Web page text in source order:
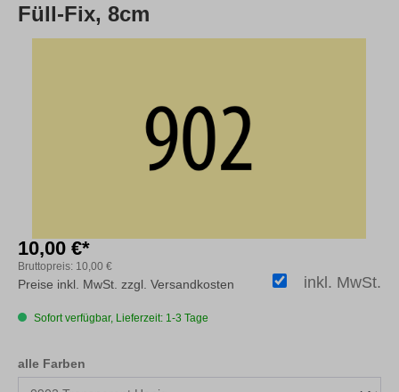
Füll-Fix, 8cm
10,00 €*
Bruttopreis: 10,00 €
inkl. MwSt.
Preise inkl. MwSt. zzgl. Versandkosten
Sofort verfügbar, Lieferzeit: 1-3 Tage
alle Farben